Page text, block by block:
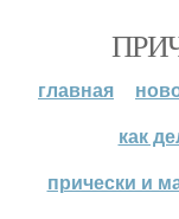
главная
как
прически и